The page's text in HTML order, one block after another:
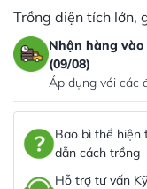
Trồng diện tích lớn,
Nhận hàng vào
(09/08)
Áp dụng với các
Bao bì thể hiện
dẫn cách trồng
Hỗ trợ tư vấn